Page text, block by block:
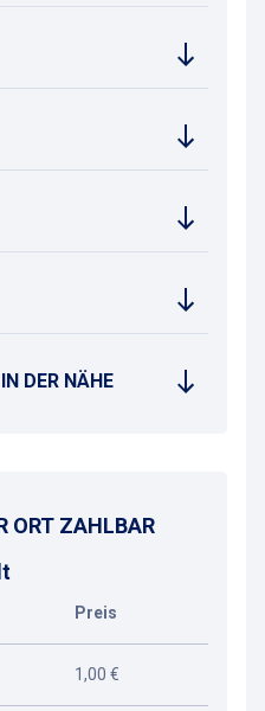
DER NÄHE
ORT ZAHLBAR
Preis
1,00 €